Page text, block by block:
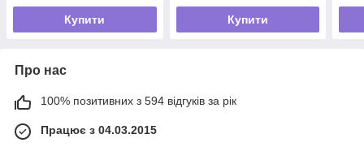
Купити Купити
Про нас
100% позитивних з 594 відгуків за рік
Працює з 04.03.2015